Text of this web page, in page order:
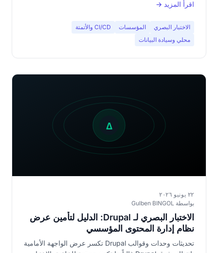
اقرأ المزيد →
الاختبار البصري المؤسسات
CI/CD والأتمتة
محلي وسيادة البيانات
٢٢ يونيو ٢٠٢٦
بواسطة Gulben BINGOL
الاختبار البصري لـ Drupal: الدليل لتأمين عرض
نظام إدارة المحتوى المؤسسي
تحديثات وحدات وقوالب Drupal تكسر عرض الواجهة الأمامية